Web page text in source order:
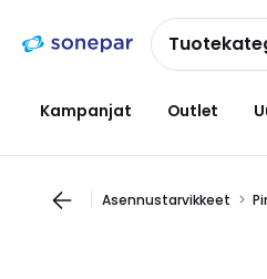
navigointiinsisältöön
Kampanjat Outlet
Asennustarvikkeet